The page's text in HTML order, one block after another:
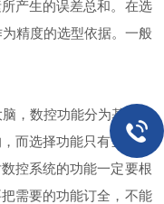
产生的误差总和。在选
精度的选型依据。一般
，数控功能分为基本功
而选择功能只有当用户
控系统的功能一定要根
需要的功能订全，不能